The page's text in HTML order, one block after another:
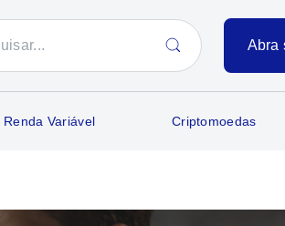
Abra
Renda Variável Criptomoedas